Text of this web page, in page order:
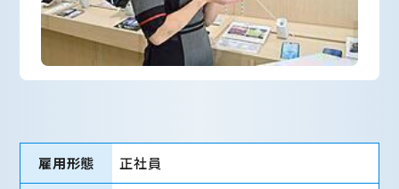
雇用形態 正社員